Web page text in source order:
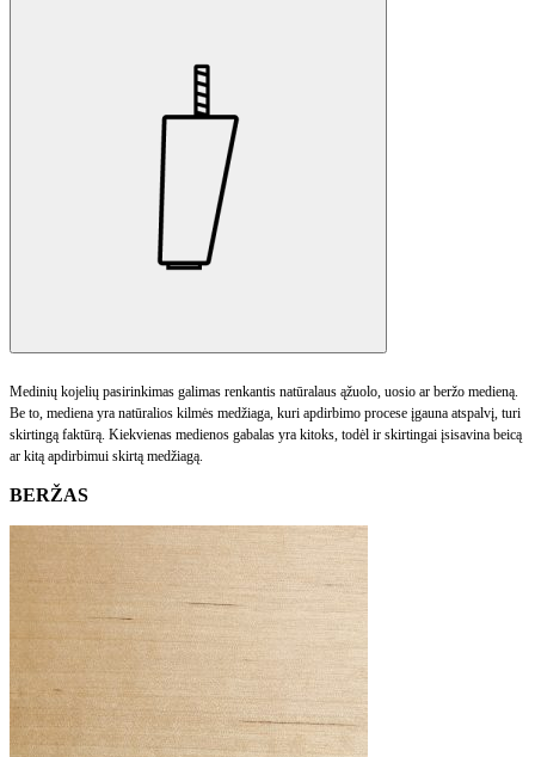
Medinių kojelių pasirinkimas galimas renkantis natūralaus ąžuolo, uosio ar beržo medieną.
Be to, mediena yra natūralios kilmės medžiaga, kuri apdirbimo procese įgauna atspalvį, turi
skirtingą faktūrą. Kiekvienas medienos gabalas yra kitoks, todėl ir skirtingai įsisavina beicą
ar kitą apdirbimui skirtą medžiagą.
BERŽAS